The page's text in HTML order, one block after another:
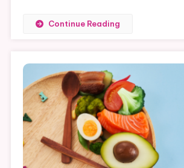
Continue Reading